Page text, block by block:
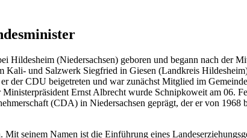
Hildesheim (Niedersachsen) geboren und begann nach der
und Salzwerk Siegfried in Giesen (Landkreis
der CDU beigetreten und war zunächst Mitglied im
Ernst Albrecht wurde Schnipkoweit am 06.
(CDA) in Niedersachsen geprägt, der er von 1968
seinem Namen ist die Einführung eines